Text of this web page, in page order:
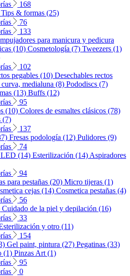
168
Tips & formas (25)
76
133
para manicura y pedicura
(10) Cosmetología (7) Tweezers (1)
102
pegables (10) Desechables rectos
curva, medialuna (8) Pododiscs (7)
(13) Buffs (12)
95
(10) Colores de esmaltes clásicos (78)
(7)
137
Fresas podología (12) Pulidores (9)
74
(14) Esterilización (14) Aspiradores
94
para pestañas (20) Micro tijeras (1)
cejas (14) Cosmetica pestañas (4)
56
Cuidado de la piel y depilación (16)
33
y otro (11)
154
Gel paint, pintura (27) Pegatinas (33)
(1) Pinzas Art (1)
95
0